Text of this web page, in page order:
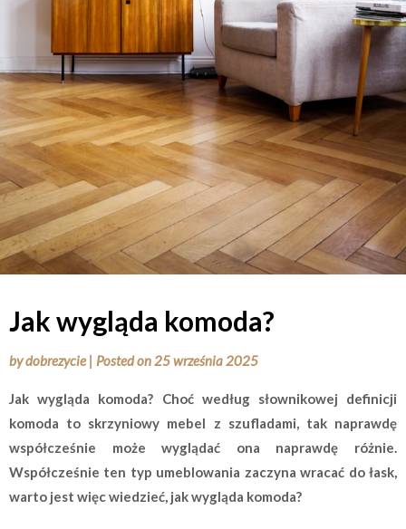
Jak wygląda komoda?
bydobrezycie | Posted on25 września 2025
Jak wygląda komoda? Choć według słownikowej definicji
komoda to skrzyniowy mebel z szufladami, tak naprawdę
współcześnie może wyglądać ona naprawdę różnie.
Współcześnie ten typ umeblowania zaczyna wracać do łask,
warto jest więc wiedzieć, jak wygląda komoda?